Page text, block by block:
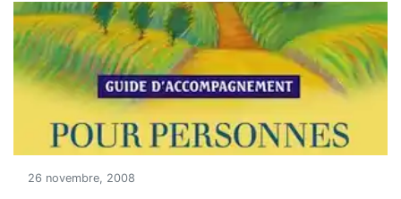
26 novembre, 2008